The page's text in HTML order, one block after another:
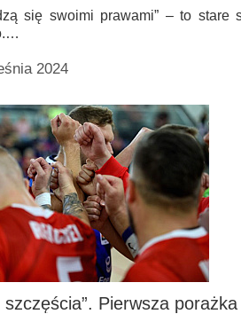
się swoimi prawami” – to
2024
szczęścia”. Pierwsza